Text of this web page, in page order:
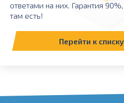
ответами на них. Гарантия
там есть!
Перейти к